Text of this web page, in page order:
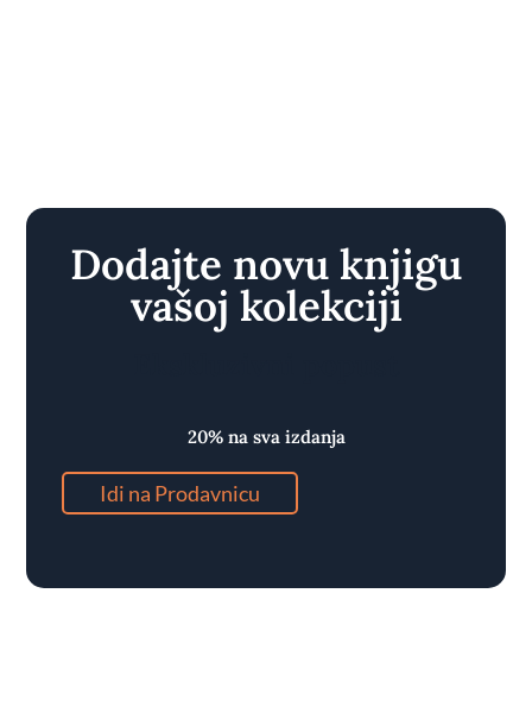
Dodajte novu knjigu
vašoj kolekciji
20% na sva izdanja
Idi na Prodavnicu